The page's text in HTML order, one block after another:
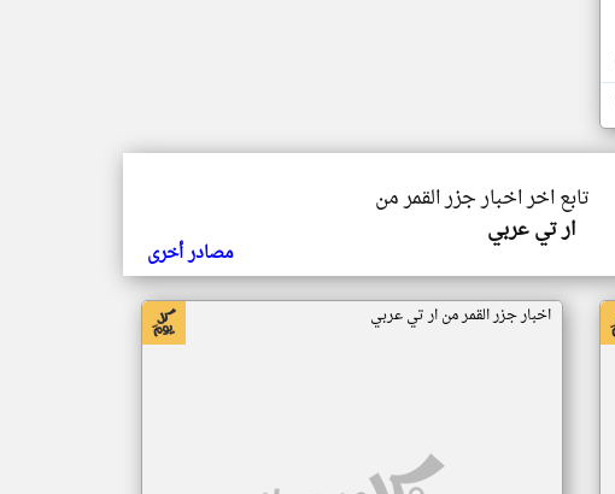
تابع اخر اخبار جزر القمر من
ار تي عربي
مصادر أخرى
اخبار جزر القمر من ار تي عربي